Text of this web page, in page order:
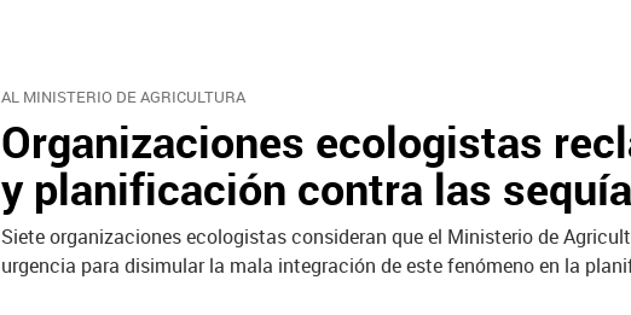
AL MINISTERIO DE AGRICULTURA
Organizaciones ecologistas
y planificación contra las
Siete organizaciones ecologistas consideran que el Ministerio de
urgencia para disimular la mala integración de este fenómeno en la